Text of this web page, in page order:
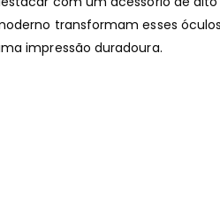
transformam esses
impressão duradoura.